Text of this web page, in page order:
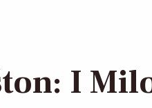
I